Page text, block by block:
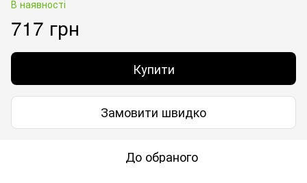
В наявності
717 грн
Купити
Замовити швидко
До обраного